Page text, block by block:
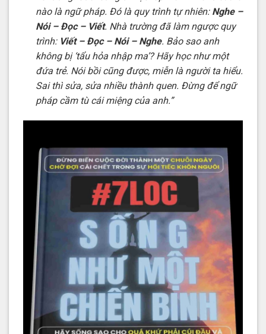
nào là ngữ pháp. Đó là quy trình tự nhiên: Nghe –
Nói – Đọc – Viết. Nhà trường đã làm ngược quy
trình: Viết – Đọc – Nói – Nghe. Bảo sao anh
không bị ‘tẩu hỏa nhập ma’? Hãy học như một
đứa trẻ. Nói bồi cũng được, miễn là người ta hiểu.
Sai thì sửa, sửa nhiều thành quen. Đừng để ngữ
pháp cầm tù cái miệng của anh.”